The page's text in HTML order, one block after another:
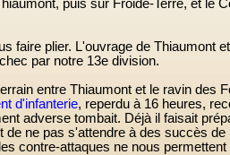
puis sur Froide-Terre, et le
faire plier. L'ouvrage de Thiaumont
par notre 13e division.
entre Thiaumont et le ravin des
d'infanterie, reperdu à 16 heures,
adverse tombait. Déjà il faisait
ne pas s'attendre à des succès de
contre-attaques ne nous